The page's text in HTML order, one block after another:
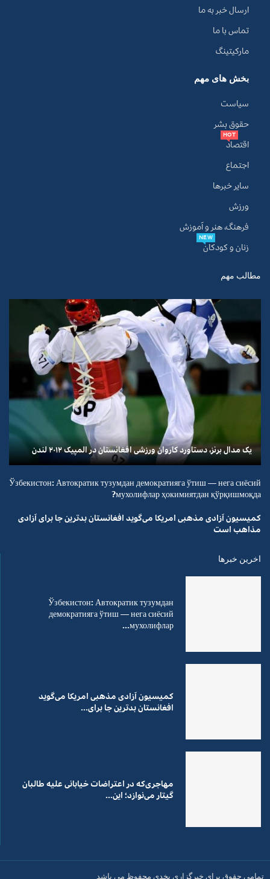
ارسال خبر به ما
تماس با ما
مارکیتینگ
بخش های مهم
سیاست
حقوق بشر
اقتصاد
HOT
اجتماع
سایر خبرها
ورزش
فرهنگ، هنر و آموزش
زنان و کودکان
NEW
مطالب مهم
یک مدال برنز، دستاورد کاروان ورزشی افغانستان در المپیک ۲۰۱۲ لندن
Ўзбекистон: Автократик тузумдан демократияга ўтиш — нега сиёсий
мухолифлар ҳокимиятдан қўрқишмоқда?
کمیسیون آزادی مذهبی امریکا می‌گوید افغانستان بدترین جا برای آزادی
مذاهب است
اخرین خبرها
Ўзбекистон: Автократик тузумдан
демократияга ўтиш — нега сиёсий
мухолифлар...
کمیسیون آزادی مذهبی امریکا می‌گوید
افغانستان بدترین جا برای...
مهاجری‌که در اعتراضات خیابانی علیه طالبان
گیتار می‌نوازد؛ این...
تمامی حقوق برای خبرگزاری بخدی محفوظ می باشد